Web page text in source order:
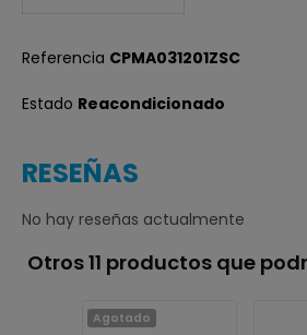
Referencia CPMA031201ZSC
Estado Reacondicionado
RESEÑAS
No hay reseñas actualmente
Otros 11 productos que
Agotado